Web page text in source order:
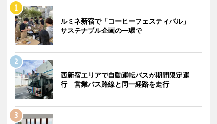
ルミネ新宿で「コーヒーフェスティバル」
サステナブル企画の一環で
西新宿エリアで自動運転バスが期間限定運
行 営業バス路線と同一経路を走行